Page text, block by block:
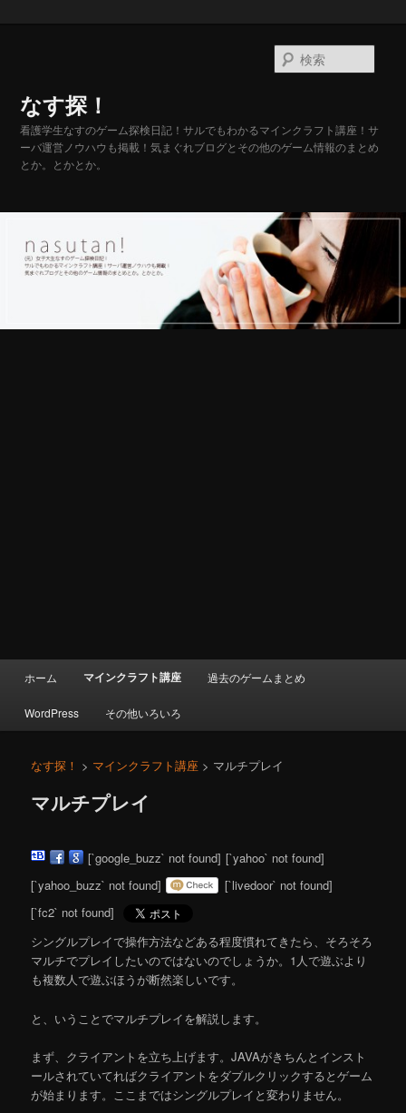
なす探！
看護学生なすのゲーム探検日記！サルでもわかるマインクラフト講座！サ
ーバ運営ノウハウも掲載！気まぐれブログとその他のゲーム情報のまとめ
とか。とかとか。
索
ホーム マインクラフト講座 過去のゲームまとめ
WordPress その他いろいろ
なす探！ > マインクラフト講座 > マルチプレイ
マルチプレイ
[`google_buzz` not found] [`yahoo` not found]
[`yahoo_buzz` not found]
[`livedoor` not found]
[`fc2` not found]
シングルプレイで操作方法などある程度慣れてきたら、そろそろ
マルチでプレイしたいのではないのでしょうか。1人で遊ぶより
も複数人で遊ぶほうが断然楽しいです。
と、いうことでマルチプレイを解説します。
まず、クライアントを立ち上げます。JAVAがきちんとインスト
ールされていてればクライアントをダブルクリックするとゲーム
が始まります。ここまではシングルプレイと変わりません。